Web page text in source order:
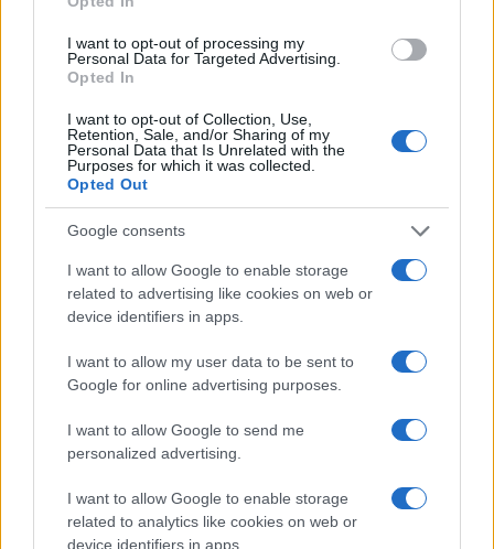
I want to opt-out of processing my
Personal Data for Targeted Advertising.
Opted In
I want to opt-out of Collection, Use,
Retention, Sale, and/or Sharing of my
Personal Data that Is Unrelated with the
Purposes for which it was collected.
Opted Out
Google consents
I want to allow Google to enable storage
related to advertising like cookies on web or
device identifiers in apps.
I want to allow my user data to be sent to
Google for online advertising purposes.
I want to allow Google to send me
personalized advertising.
I want to allow Google to enable storage
related to analytics like cookies on web or
device identifiers in apps.
Svjetskom prvenstvu poslije utakmice koja je
izazvala brojne polemike u regionalnoj i
međunarodnoj fudbalskoj javnosti.
#hns #fifa